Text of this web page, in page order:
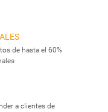
de hasta el 60%
a clientes de